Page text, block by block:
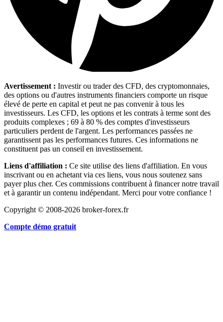
Avertissement : Investir ou trader des CFD, des cryptomonnaies,
des options ou d'autres instruments financiers comporte un risque
élevé de perte en capital et peut ne pas convenir à tous les
investisseurs. Les CFD, les options et les contrats à terme sont des
produits complexes ; 69 à 80 % des comptes d'investisseurs
particuliers perdent de l'argent. Les performances passées ne
garantissent pas les performances futures. Ces informations ne
constituent pas un conseil en investissement.
Liens d'affiliation : Ce site utilise des liens d'affiliation. En vous
inscrivant ou en achetant via ces liens, vous nous soutenez sans
payer plus cher. Ces commissions contribuent à financer notre travail
et à garantir un contenu indépendant. Merci pour votre confiance !
Copyright © 2008-2026 broker-forex.fr
Compte démo gratuit